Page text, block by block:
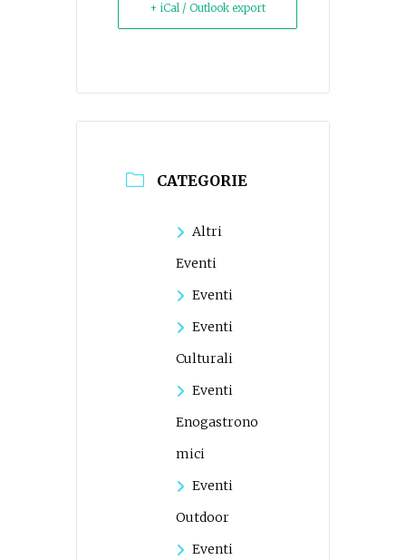
+ iCal / Outlook export
CATEGORIE
Altri
Eventi
Eventi
Eventi
Culturali
Eventi
Enogastrono
mici
Eventi
Outdoor
Eventi